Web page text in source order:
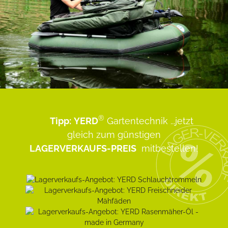
Tipp: YERD® Gartentechnik ...jetzt
gleich zum günstigen
LAGERVERKAUFS-PREIS mitbestellen!